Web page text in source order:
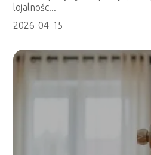
lojalnośc...
2026-04-15